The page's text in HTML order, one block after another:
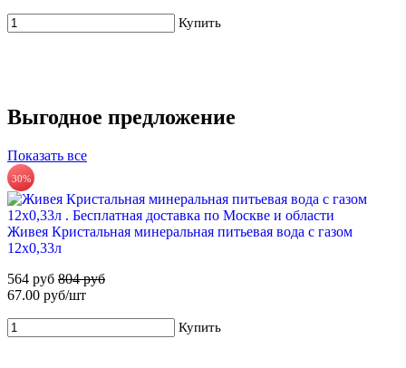
ЧЕРНОГОЛОВКА питьевая вода без газа 12х0,5л
420 руб.
35.00 руб/шт
Купить
Купить
56%
Для новых клиентов. Стартовый набор ХВАЛОВСКАЯ
Горная (2х19л)
Выгодное предложение
Показать все
30%
Живея Кристальная минеральная питьевая вода с газом
12х0,33л
564 руб 804 руб
67.00 руб/шт
Купить